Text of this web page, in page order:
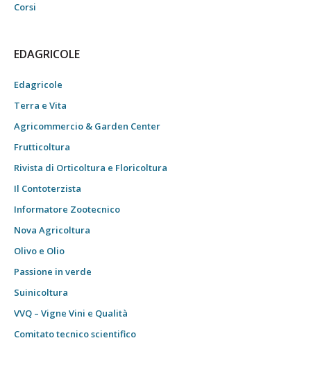
Corsi
EDAGRICOLE
Edagricole
Terra e Vita
Agricommercio & Garden Center
Frutticoltura
Rivista di Orticoltura e Floricoltura
Il Contoterzista
Informatore Zootecnico
Nova Agricoltura
Olivo e Olio
Passione in verde
Suinicoltura
VVQ – Vigne Vini e Qualità
Comitato tecnico scientifico